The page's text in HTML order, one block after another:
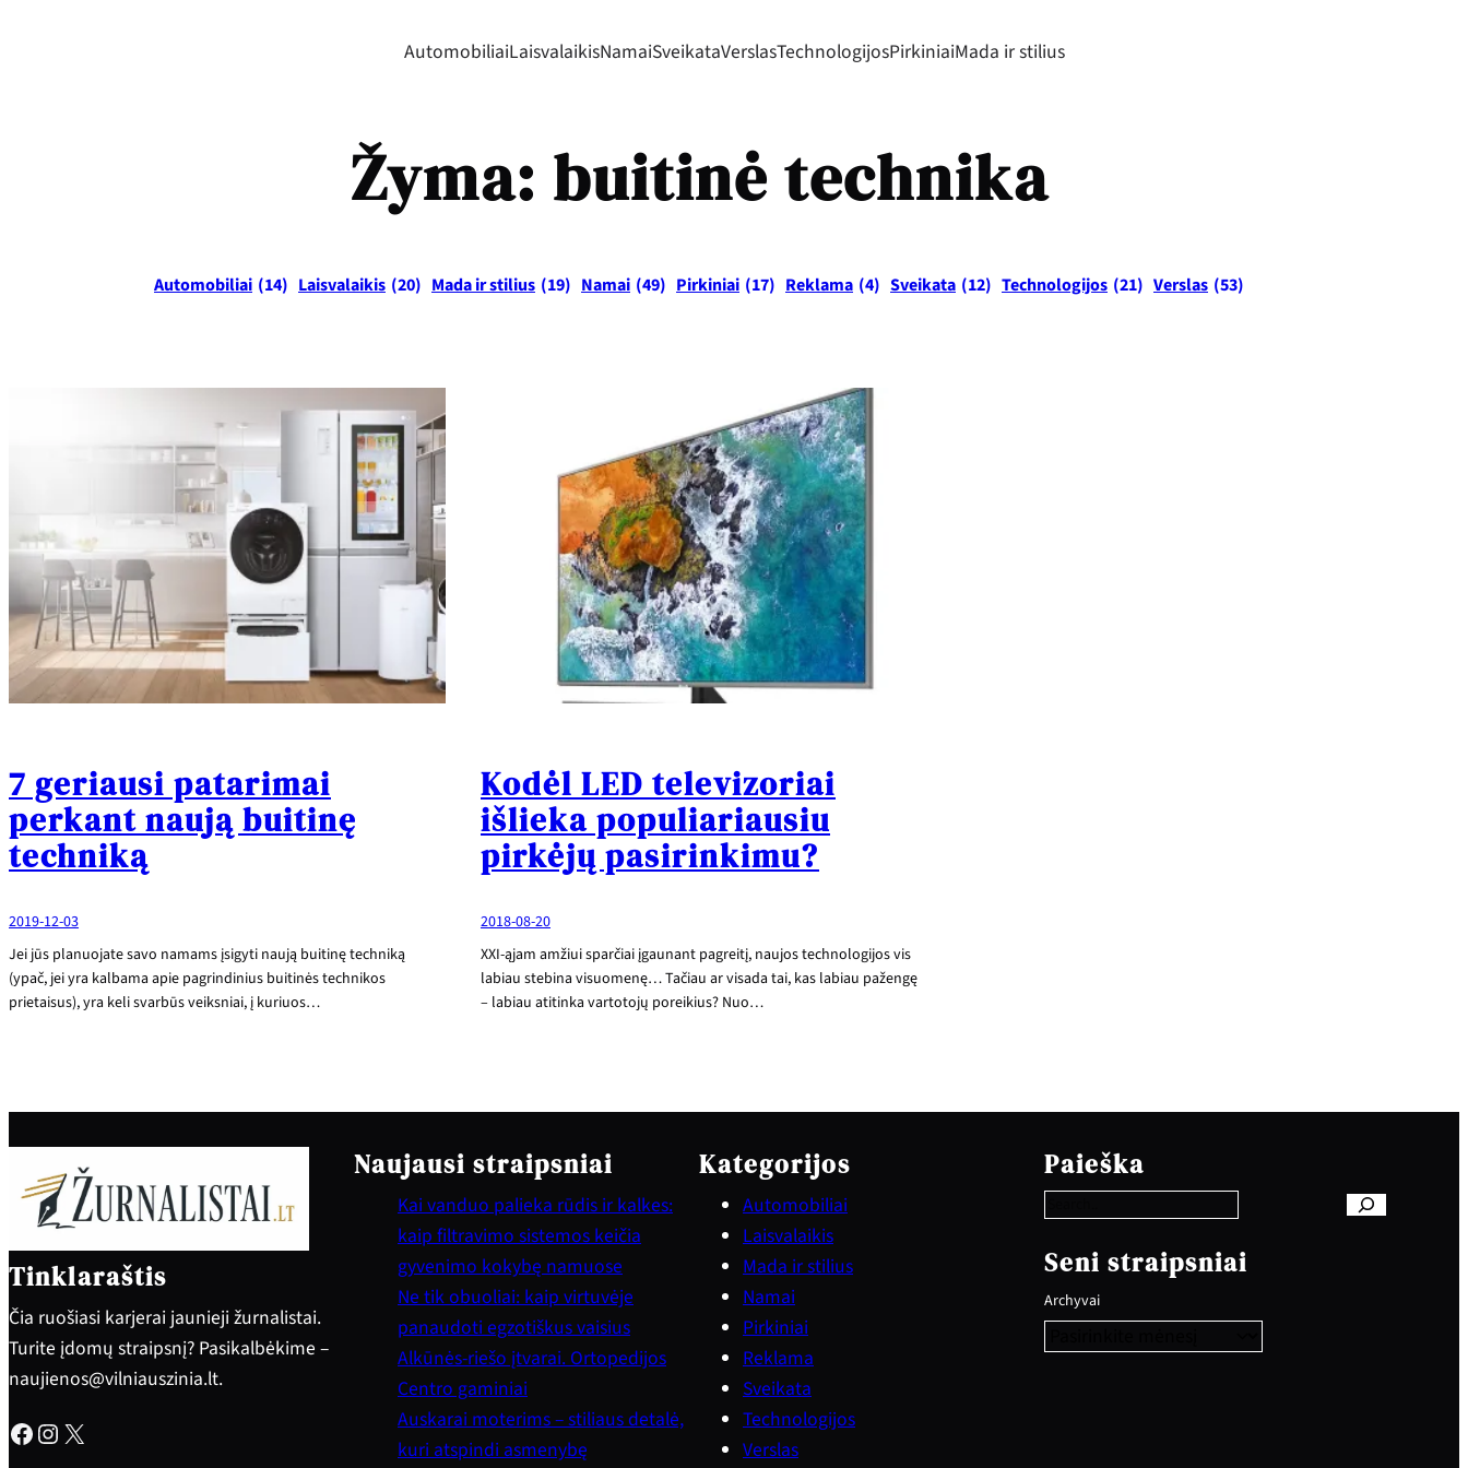
AutomobiliaiLaisvalaikisNamaiSveikataVerslasTechnologijosPirkiniaiMada ir stilius
Žyma: buitinė technika
Automobiliai (14) Laisvalaikis (20) Mada ir stilius (19) Namai (49) Pirkiniai (17) Reklama (4) Sveikata (12) Technologijos (21) Verslas (53)
7 geriausi patarimai
perkant naują buitinę
techniką
2019-12-03
Jei jūs planuojate savo namams įsigyti naują buitinę techniką
(ypač, jei yra kalbama apie pagrindinius buitinės technikos
prietaisus), yra keli svarbūs veiksniai, į kuriuos…
Kodėl LED televizoriai
išlieka populiariausiu
pirkėjų pasirinkimu?
2018-08-20
XXI-ąjam amžiui sparčiai įgaunant pagreitį, naujos technologijos vis
labiau stebina visuomenę… Tačiau ar visada tai, kas labiau pažengę
– labiau atitinka vartotojų poreikius? Nuo…
Tinklaraštis
Čia ruošiasi karjerai jaunieji žurnalistai.
Turite įdomų straipsnį? Pasikalbėkime –
naujienos@vilniauszinia.lt.
Facebook Instagram X
Naujausi straipsniai
Kai vanduo palieka rūdis ir kalkes:
kaip filtravimo sistemos keičia
gyvenimo kokybę namuose
Ne tik obuoliai: kaip virtuvėje
panaudoti egzotiškus vaisius
Alkūnės-riešo įtvarai. Ortopedijos
Centro gaminiai
Auskarai moterims – stiliaus detalė,
kuri atspindi asmenybę
Kategorijos
Automobiliai
Laisvalaikis
Mada ir stilius
Namai
Pirkiniai
Reklama
Sveikata
Technologijos
Verslas
Paieška
e
a
c
h
Seni straipsniai
Archyvai